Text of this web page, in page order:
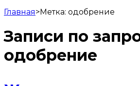
Главная>Метка: одобрение
Записи по
одобрение